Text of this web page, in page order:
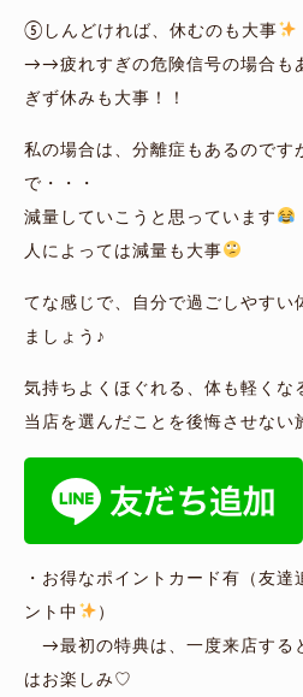
⑤しんどければ、休むのも大事
→→疲れすぎの危険信号の場合も
ぎず休みも大事！！
私の場合は、分離症もあるのです
で・・・
減量していこうと思っています
人によっては減量も大事
てな感じで、自分で過ごしやすい
ましょう♪
気持ちよくほぐれる、体も軽くな
当店を選んだことを後悔させない
・お得なポイントカード有（友
ント中
）
→最初の特典は、一度来店する
はお楽しみ♡